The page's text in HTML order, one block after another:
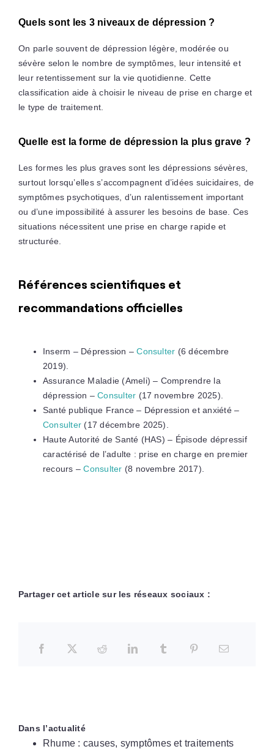
Quels sont les 3 niveaux de dépression ?
On parle souvent de dépression légère, modérée ou
sévère selon le nombre de symptômes, leur intensité et
leur retentissement sur la vie quotidienne. Cette
classification aide à choisir le niveau de prise en charge et
le type de traitement.
Quelle est la forme de dépression la plus grave ?
Les formes les plus graves sont les dépressions sévères,
surtout lorsqu’elles s’accompagnent d’idées suicidaires, de
symptômes psychotiques, d’un ralentissement important
ou d’une impossibilité à assurer les besoins de base. Ces
situations nécessitent une prise en charge rapide et
structurée.
Références scientifiques et
recommandations officielles
Inserm – Dépression –Consulter (6 décembre
2019).
Assurance Maladie (Ameli) – Comprendre la
dépression –Consulter (17 novembre 2025).
Santé publique France – Dépression et anxiété –
Consulter (17 décembre 2025).
Haute Autorité de Santé (HAS) – Épisode dépressif
caractérisé de l’adulte : prise en charge en premier
recours –Consulter (8 novembre 2017).
Partager cet article sur les réseaux sociaux :
Dans l’actualité
Rhume : causes, symptômes et traitements